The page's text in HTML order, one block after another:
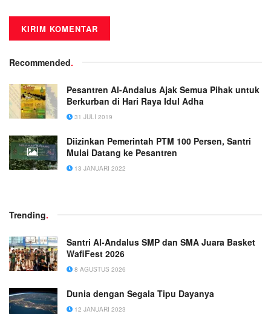
Recommended.
Pesantren Al-Andalus Ajak Semua Pihak untuk
Berkurban di Hari Raya Idul Adha
31 JULI 2019
Diizinkan Pemerintah PTM 100 Persen, Santri
Mulai Datang ke Pesantren
13 JANUARI 2022
Trending.
Santri Al-Andalus SMP dan SMA Juara Basket
WafiFest 2026
8 AGUSTUS 2026
Dunia dengan Segala Tipu Dayanya
12 JANUARI 2023